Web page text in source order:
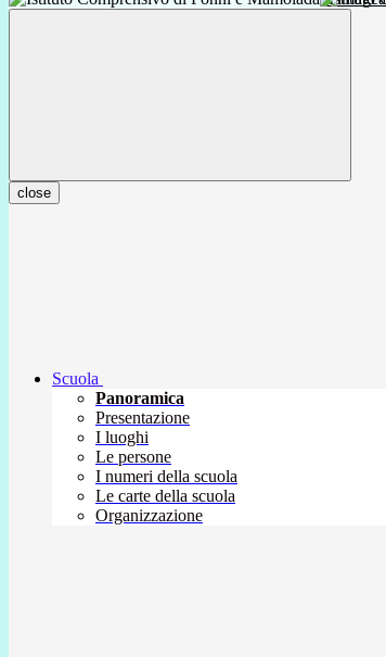
close
Scuola
Panoramica
Presentazione
I luoghi
Le persone
I numeri della scuola
Le carte della scuola
Organizzazione